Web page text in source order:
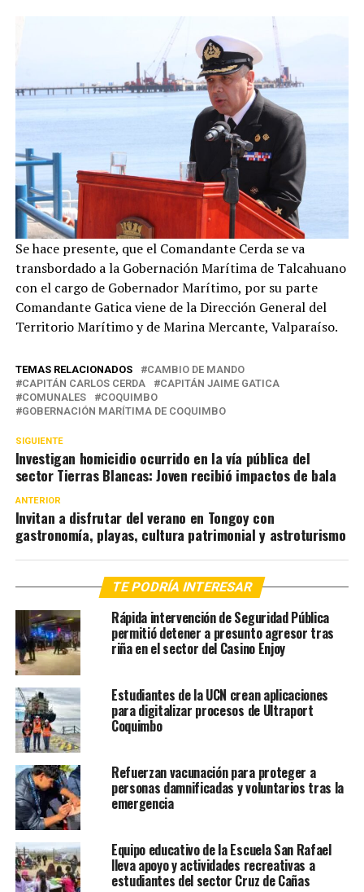
Se hace presente, que el Comandante Cerda se va
transbordado a la Gobernación Marítima de Talcahuano
con el cargo de Gobernador Marítimo, por su parte
Comandante Gatica viene de la Dirección General del
Territorio Marítimo y de Marina Mercante, Valparaíso.
TEMAS RELACIONADOS
CAMBIO DE MANDO
CAPITÁN CARLOS CERDA
CAPITÁN JAIME GATICA
COMUNALES
COQUIMBO
GOBERNACIÓN MARÍTIMA DE COQUIMBO
SIGUIENTE
Investigan homicidio ocurrido en la vía pública del
sector Tierras Blancas: Joven recibió impactos de bala
ANTERIOR
Invitan a disfrutar del verano en Tongoy con
gastronomía, playas, cultura patrimonial y astroturismo
TE PODRÍA INTERESAR
Rápida intervención de Seguridad Pública
permitió detener a presunto agresor tras
riña en el sector del Casino Enjoy
Estudiantes de la UCN crean aplicaciones
para digitalizar procesos de Ultraport
Coquimbo
Refuerzan vacunación para proteger a
personas damnificadas y voluntarios tras la
emergencia
Equipo educativo de la Escuela San Rafael
lleva apoyo y actividades recreativas a
estudiantes del sector Cruz de Cañas